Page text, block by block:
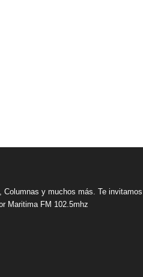
y muchos más. Te
Maritima FM 102.5mhz